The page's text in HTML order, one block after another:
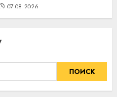
07.08.2026